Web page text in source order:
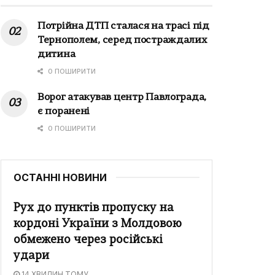
Потрійна ДТП сталася на трасі під
Тернополем, серед постраждалих
дитина
0 ПОШИРИТИ
Ворог атакував центр Павлограда,
є поранені
0 ПОШИРИТИ
ОСТАННІ НОВИНИ
Рух до пунктів пропуску на
кордоні України з Молдовою
обмежено через російські
удари